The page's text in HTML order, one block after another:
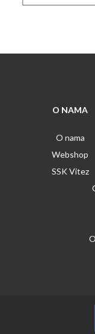
O NAMA
O nama
Webshop
SSK Vitez